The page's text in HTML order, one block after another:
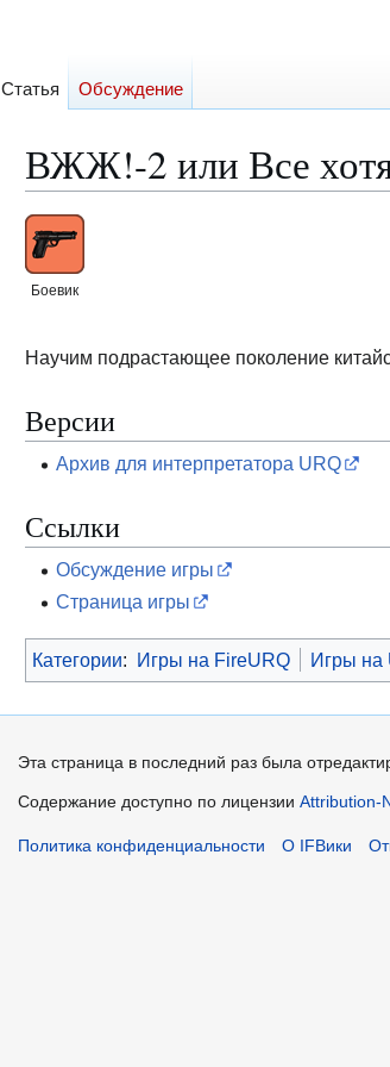
ВЖЖ!-2 или Все
Перейти
навигации
Перейти
поиску
Боевик
Научим подрастающее поколение
Версии
Архив для интерпретатора URQ
Ссылки
Обсуждение игры
Страница игры
Категории: Игры на FireURQ Игры на
Статья Обсуждение
Эта страница в последний раз была
Содержание доступно по лицензииAttribution-
Политика конфиденциальности О IFВики